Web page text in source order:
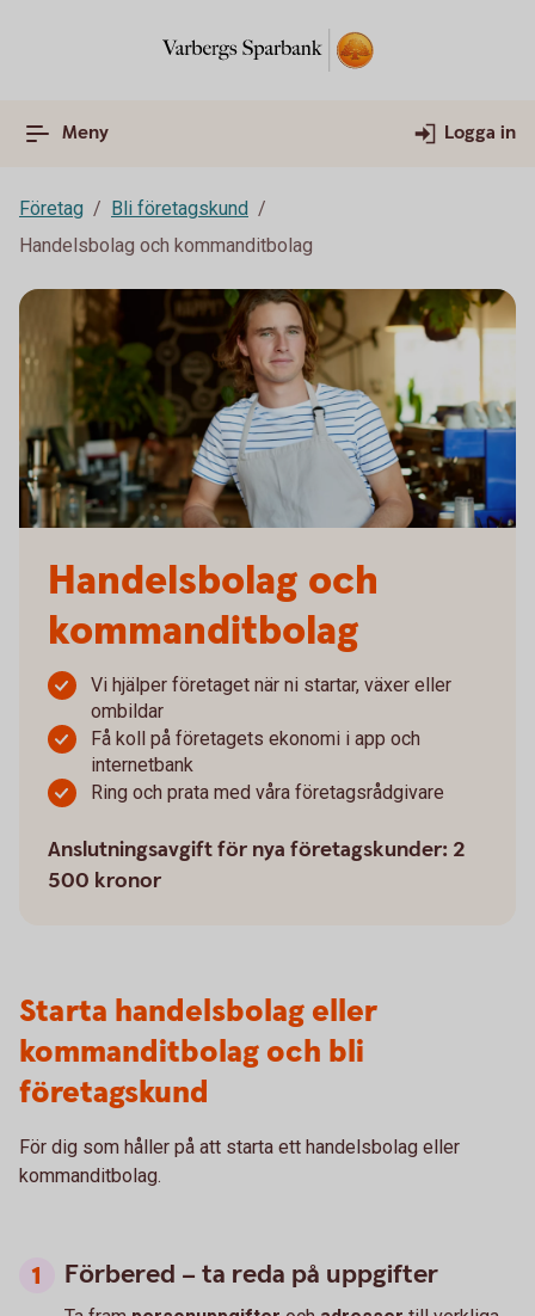
Meny Logga in
Företag
Bli företagskund
Handelsbolag och kommanditbolag
Handelsbolag och
kommanditbolag
Vi hjälper företaget när ni startar, växer eller
ombildar
Få koll på företagets ekonomi i app och
internetbank
Ring och prata med våra företagsrådgivare
Anslutningsavgift för nya företagskunder: 2
500 kronor
Starta handelsbolag eller
kommanditbolag och bli
företagskund
För dig som håller på att starta ett handelsbolag eller
kommanditbolag.
Förbered – ta reda på uppgifter